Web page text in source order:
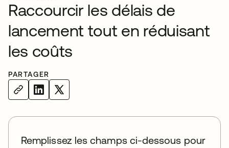
Raccourcir les délais de
lancement tout en réduisant
les coûts
PARTAGER
Remplissez les champs ci-dessous pour